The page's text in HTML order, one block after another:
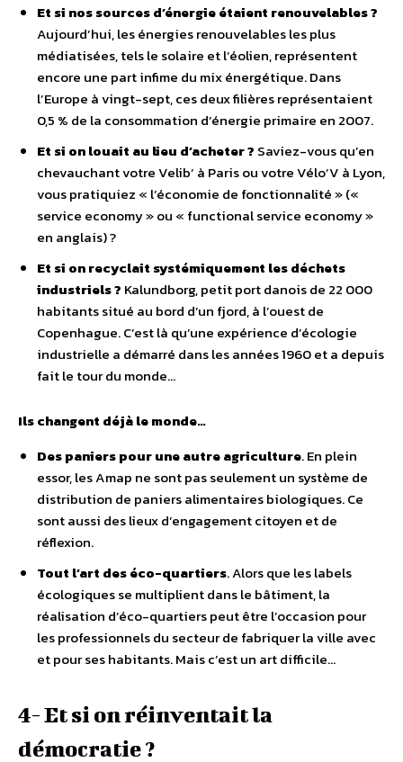
Et si nos sources d’énergie étaient renouvelables ?
Aujourd’hui, les énergies renouvelables les plus
médiatisées, tels le solaire et l’éolien, représentent
encore une part infime du mix énergétique. Dans
l’Europe à vingt-sept, ces deux filières représentaient
0,5 % de la consommation d’énergie primaire en 2007.
Et si on louait au lieu d’acheter ? Saviez-vous qu’en
chevauchant votre Velib’ à Paris ou votre Vélo’V à Lyon,
vous pratiquiez « l’économie de fonctionnalité » («
service economy » ou « functional service economy »
en anglais) ?
Et si on recyclait systémiquement les déchets
industriels ? Kalundborg, petit port danois de 22 000
habitants situé au bord d’un fjord, à l’ouest de
Copenhague. C’est là qu’une expérience d’écologie
industrielle a démarré dans les années 1960 et a depuis
fait le tour du monde…
Ils changent déjà le monde…
Des paniers pour une autre agriculture. En plein
essor, les Amap ne sont pas seulement un système de
distribution de paniers alimentaires biologiques. Ce
sont aussi des lieux d’engagement citoyen et de
réflexion.
Tout l’art des éco-quartiers. Alors que les labels
écologiques se multiplient dans le bâtiment, la
réalisation d’éco-quartiers peut être l’occasion pour
les professionnels du secteur de fabriquer la ville avec
et pour ses habitants. Mais c’est un art difficile…
4- Et si on réinventait la
démocratie ?